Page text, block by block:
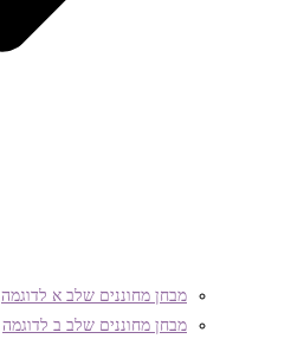
מבחן מחוננים שלב א לדוגמה
מבחן מחוננים שלב ב לדוגמה